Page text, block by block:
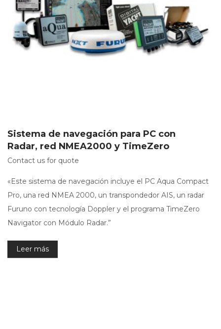
Sistema de navegación para PC con
Radar, red NMEA2000 y TimeZero
Contact us for quote
«Este sistema de navegación incluye el PC Aqua Compact
Pro, una red NMEA 2000, un transpondedor AIS, un radar
Furuno con tecnología Doppler y el programa TimeZero
Navigator con Módulo Radar.”
Leer más